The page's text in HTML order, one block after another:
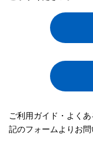
ご利用ガイド・よく
記のフォームよりお問